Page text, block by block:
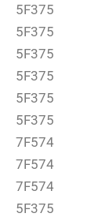
5F375
5F375
5F375
5F375
5F375
5F375
7F574
7F574
7F574
5F375